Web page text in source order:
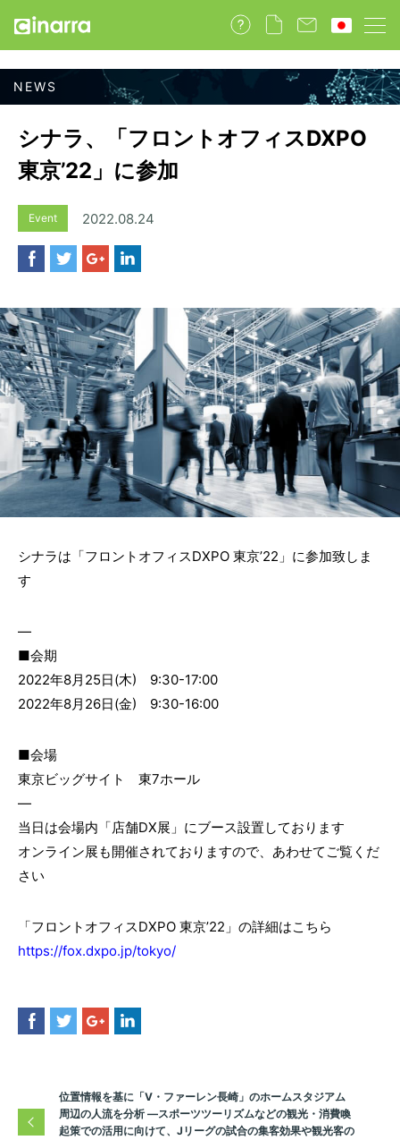
シナラ、「フロントオフィスDXPO
東京’22」に参加
Event 2022.08.24
シナラは「フロントオフィスDXPO 東京’22」に参加致しま
す
—
■会期
2022年8月25日(木) 9:30-17:00
2022年8月26日(金) 9:30-16:00
■会場
東京ビッグサイト 東7ホール
—
当日は会場内「店舗DX展」にブース設置しております
オンライン展も開催されておりますので、あわせてご覧くだ
さい
「フロントオフィスDXPO 東京’22」の詳細はこちら
https://fox.dxpo.jp/tokyo/
位置情報を基に「V・ファーレン長崎」のホームスタジアム
周辺の人流を分析 ―スポーツツーリズムなどの観光・消費喚
起策での活用に向けて、Jリーグの試合の集客効果や観光客の